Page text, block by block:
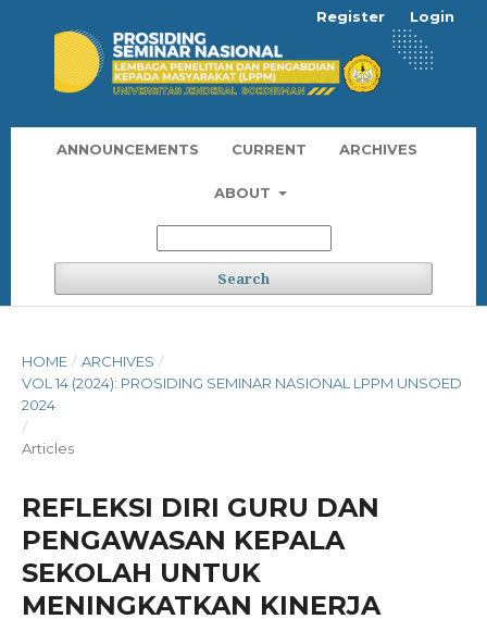
ANNOUNCEMENTS CURRENT ARCHIVES
ABOUT
Search
Register Login
HOME / ARCHIVES /
VOL 14 (2024): PROSIDING SEMINAR NASIONAL LPPM UNSOED
2024
/
Articles
REFLEKSI DIRI GURU DAN
PENGAWASAN KEPALA
SEKOLAH UNTUK
MENINGKATKAN KINERJA